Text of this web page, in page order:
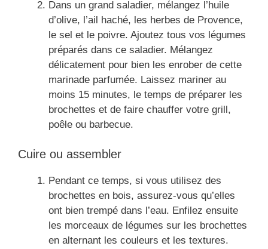
Dans un grand saladier, mélangez l’huile
d’olive, l’ail haché, les herbes de Provence,
le sel et le poivre. Ajoutez tous vos légumes
préparés dans ce saladier. Mélangez
délicatement pour bien les enrober de cette
marinade parfumée. Laissez mariner au
moins 15 minutes, le temps de préparer les
brochettes et de faire chauffer votre grill,
poêle ou barbecue.
Cuire ou assembler
Pendant ce temps, si vous utilisez des
brochettes en bois, assurez-vous qu’elles
ont bien trempé dans l’eau. Enfilez ensuite
les morceaux de légumes sur les brochettes
en alternant les couleurs et les textures.